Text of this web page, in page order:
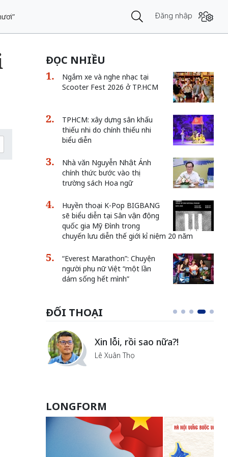
Đăng nhập
ĐỌC NHIỀU
Ngắm xe và nghe nhạc tại
Scooter Fest 2026 ở TP.HCM
TPHCM: xây dựng sân khấu
thiếu nhi do chính thiếu nhi
biểu diễn
Nhà văn Nguyễn Nhật Ánh
chính thức bước vào thị
trường sách Hoa ngữ
Huyền thoại K-Pop BIGBANG
sẽ biểu diễn tại Sân vận động
quốc gia Mỹ Đình trong
chuyến lưu diễn thế giới kỉ niệm 20 năm
“Everest Marathon”: Chuyện
người phụ nữ Việt “một lần
dám sống hết mình”
ĐỐI THOẠI
Xin lỗi, rồi sao nữa?!
Lê Xuân Thọ
LONGFORM